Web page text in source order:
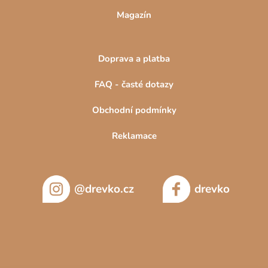
Magazín
Doprava a platba
FAQ - časté dotazy
Obchodní podmínky
Reklamace
@drevko.cz drevko